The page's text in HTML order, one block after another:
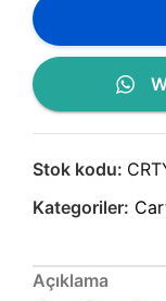
Stok kodu:
Kategoriler:
Açıklama